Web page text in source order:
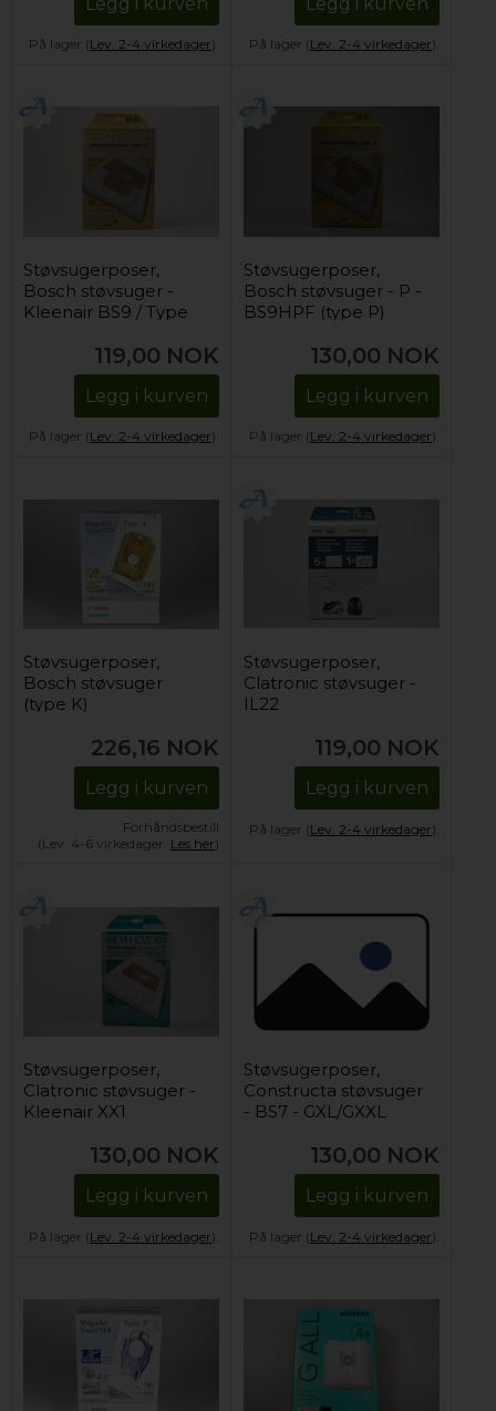
På lager (Lev. 2-4 virkedager). På lager (Lev. 2-4 virkedager).
Støvsugerposer,
Bosch støvsuger -
Kleenair BS9 / Type
119,00 NOK
Legg i kurven
På lager (Lev. 2-4 virkedager).
Støvsugerposer,
Bosch støvsuger - P -
BS9HPF (type P)
130,00 NOK
Legg i kurven
På lager (Lev. 2-4 virkedager).
Støvsugerposer,
Bosch støvsuger
(type K)
226,16 NOK
Legg i kurven
Forhåndsbestill
(Lev. 4-6 virkedager. Les her)
Støvsugerposer,
Clatronic støvsuger -
IL22
119,00 NOK
Legg i kurven
På lager (Lev. 2-4 virkedager).
Støvsugerposer,
Clatronic støvsuger -
Kleenair XX1
130,00 NOK
Legg i kurven
På lager (Lev. 2-4 virkedager).
Støvsugerposer,
Constructa støvsuger
- BS7 - GXL/GXXL
130,00 NOK
Legg i kurven
På lager (Lev. 2-4 virkedager).